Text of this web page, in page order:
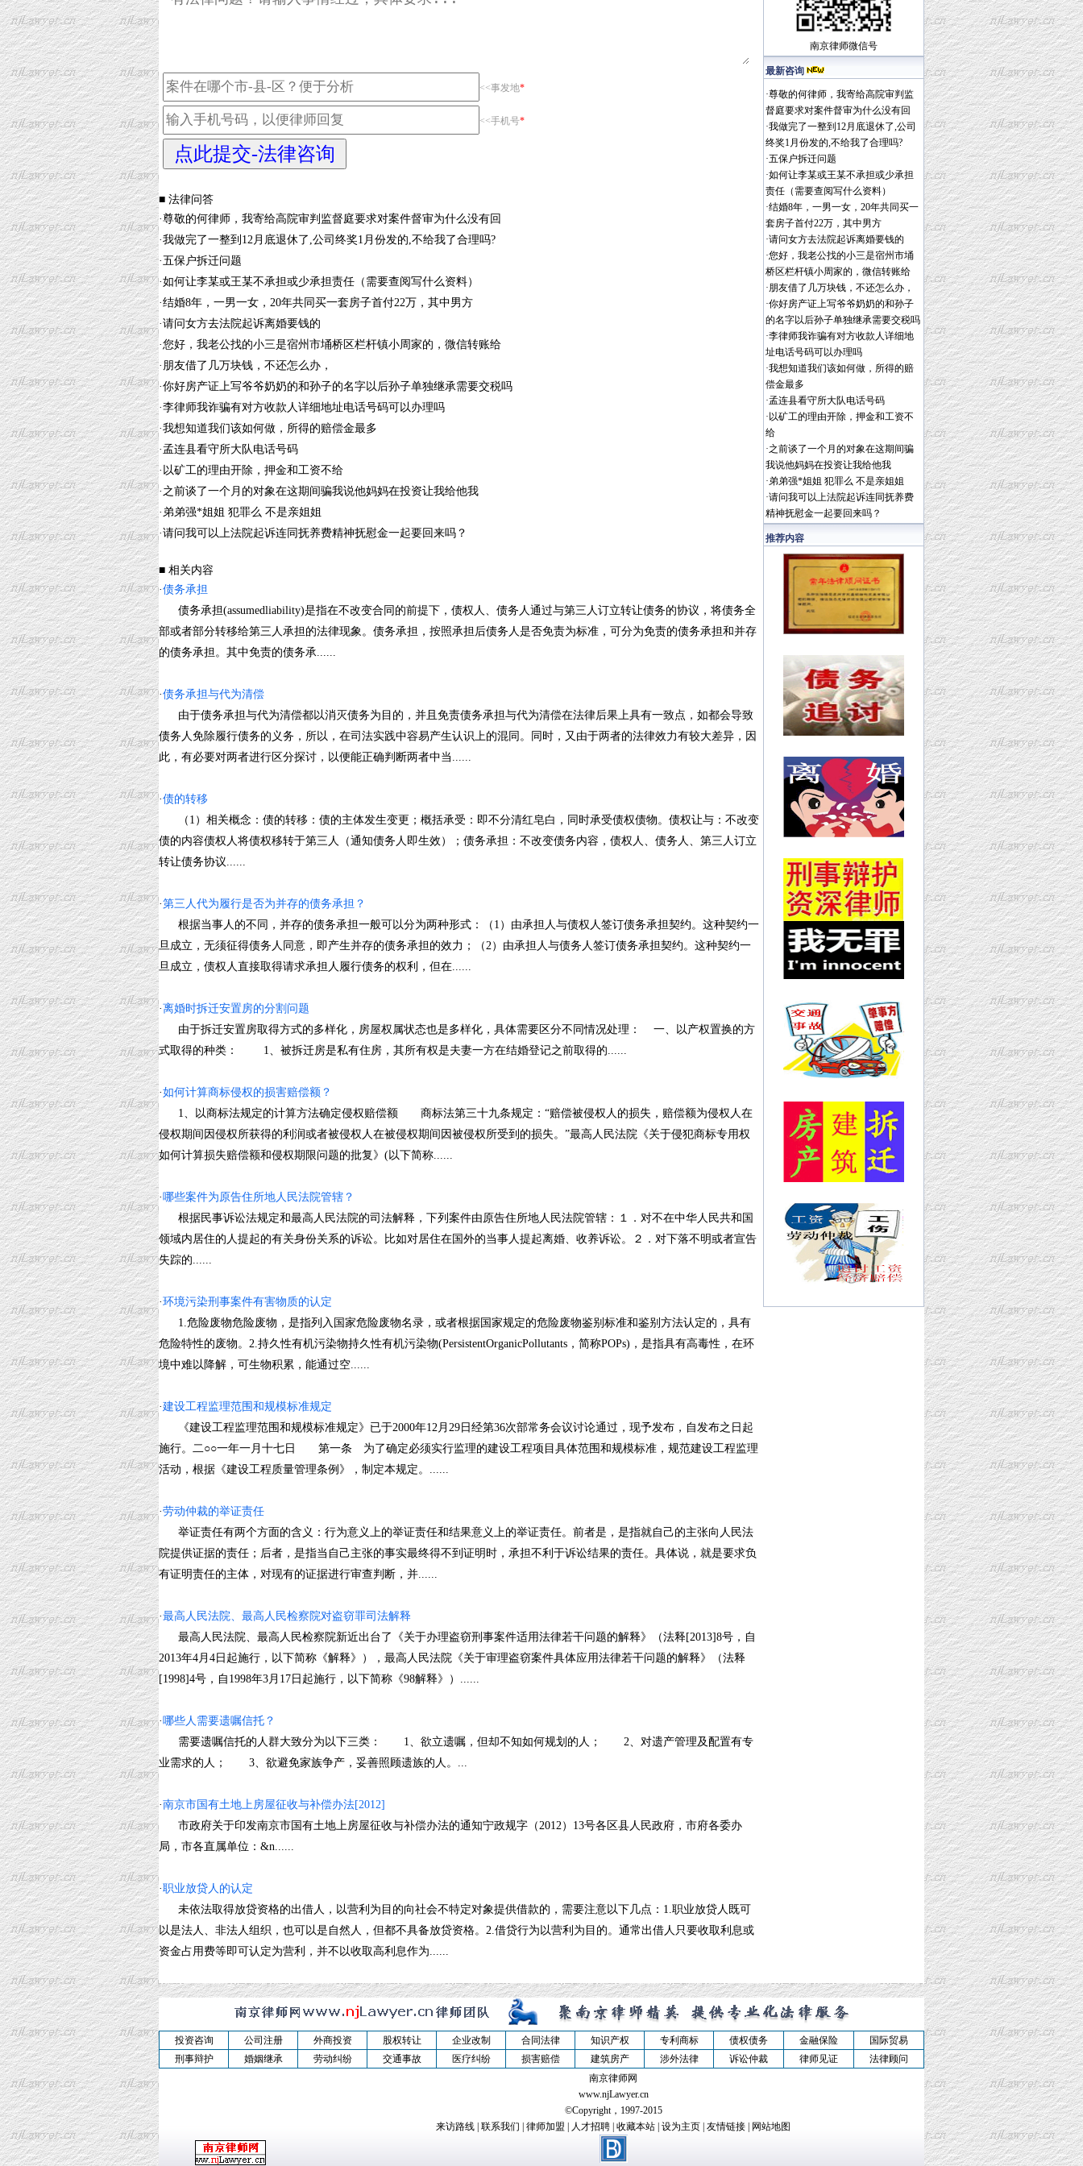
<<事发地*
<<手机号*
■ 法律问答
·尊敬的何律师，我寄给高院审判监督庭要求对案件督审为什么没有回
·我做完了一整到12月底退休了,公司终奖1月份发的,不给我了合理吗?
·五保户拆迁问题
·如何让李某或王某不承担或少承担责任（需要查阅写什么资料）
·结婚8年，一男一女，20年共同买一套房子首付22万，其中男方
·请问女方去法院起诉离婚要钱的
·您好，我老公找的小三是宿州市埇桥区栏杆镇小周家的，微信转账给
· 朋友借了几万块钱，不还怎么办，
·你好房产证上写爷爷奶奶的和孙子的名字以后孙子单独继承需要交税吗
·李律师我诈骗有对方收款人详细地址电话号码可以办理吗
·我想知道我们该如何做，所得的赔偿金最多
·孟连县看守所大队电话号码
· 以矿工的理由开除，押金和工资不给
· 之前谈了一个月的对象在这期间骗我说他妈妈在投资让我给他我
· 弟弟强*姐姐 犯罪么 不是亲姐姐
·请问我可以上法院起诉连同抚养费精神抚慰金一起要回来吗？
■ 相关内容
·债务承担
债务承担(assumedliability)是指在不改变合同的前提下，债权人、债务人通过与第三人订立转让债务的协议，将债务全
部或者部分转移给第三人承担的法律现象。债务承担，按照承担后债务人是否免责为标准，可分为免责的债务承担和并存
的债务承担。其中免责的债务承......
·债务承担与代为清偿
由于债务承担与代为清偿都以消灭债务为目的，并且免责债务承担与代为清偿在法律后果上具有一致点，如都会导致
债务人免除履行债务的义务，所以，在司法实践中容易产生认识上的混同。同时，又由于两者的法律效力有较大差异，因
此，有必要对两者进行区分探讨，以便能正确判断两者中当......
·债的转移
（1）相关概念：债的转移：债的主体发生变更；概括承受：即不分清红皂白，同时承受债权债物。债权让与：不改变
债的内容债权人将债权移转于第三人（通知债务人即生效）；债务承担：不改变债务内容，债权人、债务人、第三人订立
转让债务协议......
·第三人代为履行是否为并存的债务承担？
根据当事人的不同，并存的债务承担一般可以分为两种形式：（1）由承担人与债权人签订债务承担契约。这种契约一
旦成立，无须征得债务人同意，即产生并存的债务承担的效力；（2）由承担人与债务人签订债务承担契约。这种契约一
旦成立，债权人直接取得请求承担人履行债务的权利，但在......
·离婚时拆迁安置房的分割问题
由于拆迁安置房取得方式的多样化，房屋权属状态也是多样化，具体需要区分不同情况处理： 一、以产权置换的方
式取得的种类： 1、被拆迁房是私有住房，其所有权是夫妻一方在结婚登记之前取得的......
·如何计算商标侵权的损害赔偿额？
1、以商标法规定的计算方法确定侵权赔偿额 商标法第三十九条规定：“赔偿被侵权人的损失，赔偿额为侵权人在
侵权期间因侵权所获得的利润或者被侵权人在被侵权期间因被侵权所受到的损失。”最高人民法院《关于侵犯商标专用权
如何计算损失赔偿额和侵权期限问题的批复》(以下简称......
·哪些案件为原告住所地人民法院管辖？
根据民事诉讼法规定和最高人民法院的司法解释，下列案件由原告住所地人民法院管辖：１．对不在中华人民共和国
领域内居住的人提起的有关身份关系的诉讼。比如对居住在国外的当事人提起离婚、收养诉讼。２．对下落不明或者宣告
失踪的......
·环境污染刑事案件有害物质的认定
1.危险废物危险废物，是指列入国家危险废物名录，或者根据国家规定的危险废物鉴别标准和鉴别方法认定的，具有
危险特性的废物。2.持久性有机污染物持久性有机污染物(PersistentOrganicPollutants，简称POPs)，是指具有高毒性，在环
境中难以降解，可生物积累，能通过空......
·建设工程监理范围和规模标准规定
《建设工程监理范围和规模标准规定》已于2000年12月29日经第36次部常务会议讨论通过，现予发布，自发布之日起
施行。二○○一年一月十七日 第一条 为了确定必须实行监理的建设工程项目具体范围和规模标准，规范建设工程监理
活动，根据《建设工程质量管理条例》，制定本规定。......
·劳动仲裁的举证责任
举证责任有两个方面的含义：行为意义上的举证责任和结果意义上的举证责任。前者是，是指就自己的主张向人民法
院提供证据的责任；后者，是指当自己主张的事实最终得不到证明时，承担不利于诉讼结果的责任。具体说，就是要求负
有证明责任的主体，对现有的证据进行审查判断，并......
·最高人民法院、最高人民检察院对盗窃罪司法解释
最高人民法院、最高人民检察院新近出台了《关于办理盗窃刑事案件适用法律若干问题的解释》（法释[2013]8号，自
2013年4月4日起施行，以下简称《解释》），最高人民法院《关于审理盗窃案件具体应用法律若干问题的解释》（法释
[1998]4号，自1998年3月17日起施行，以下简称《98解释》）......
·哪些人需要遗嘱信托？
需要遗嘱信托的人群大致分为以下三类： 1、欲立遗嘱，但却不知如何规划的人； 2、对遗产管理及配置有专
业需求的人； 3、欲避免家族争产，妥善照顾遗族的人。...
·南京市国有土地上房屋征收与补偿办法[2012]
市政府关于印发南京市国有土地上房屋征收与补偿办法的通知宁政规字（2012）13号各区县人民政府，市府各委办
局，市各直属单位：&n......
·职业放贷人的认定
未依法取得放贷资格的出借人，以营利为目的向社会不特定对象提供借款的，需要注意以下几点：1.职业放贷人既可
以是法人、非法人组织，也可以是自然人，但都不具备放贷资格。2.借贷行为以营利为目的。通常出借人只要收取利息或
资金占用费等即可认定为营利，并不以收取高利息作为......
南京律师微信号
最新咨询
·尊敬的何律师，我寄给高院审判监
督庭要求对案件督审为什么没有回
·我做完了一整到12月底退休了,公司
终奖1月份发的,不给我了合理吗?
·五保户拆迁问题
·如何让李某或王某不承担或少承担
责任（需要查阅写什么资料）
·结婚8年，一男一女，20年共同买一
套房子首付22万，其中男方
·请问女方去法院起诉离婚要钱的
·您好，我老公找的小三是宿州市埇
桥区栏杆镇小周家的，微信转账给
·朋友借了几万块钱，不还怎么办，
·你好房产证上写爷爷奶奶的和孙子
的名字以后孙子单独继承需要交税吗
·李律师我诈骗有对方收款人详细地
址电话号码可以办理吗
·我想知道我们该如何做，所得的赔
偿金最多
·孟连县看守所大队电话号码
· 以矿工的理由开除，押金和工资不
给
·之前谈了一个月的对象在这期间骗
我说他妈妈在投资让我给他我
·弟弟强*姐姐 犯罪么 不是亲姐姐
·请问我可以上法院起诉连同抚养费
精神抚慰金一起要回来吗？
推荐内容
投资咨询 公司注册 外商投资 股权转让 企业改制 合同法律 知识产权 专利商标 债权债务 金融保险
国际贸易
刑事辩护
婚姻继承 劳动纠纷 交通事故 医疗纠纷 损害赔偿 建筑房产 涉外法律 诉讼仲裁 律师见证
法律顾问
南京律师网
www.njLawyer.cn
©Copyright，1997-2015
来访路线 联系我们 律师加盟 人才招聘 收藏本站 设为主页 友情链接 网站地图